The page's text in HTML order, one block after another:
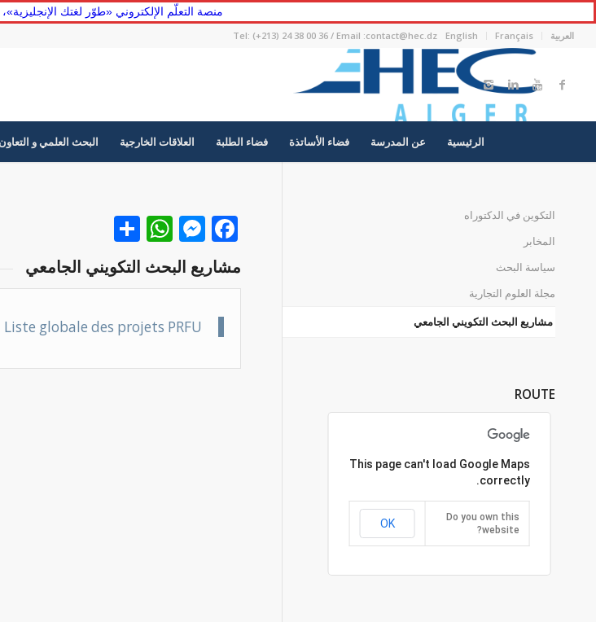
منصة التعلّم الإلكتروني «طوّر لغتك
العربية Français
English
Tel: (+213) 24 38 00 36 / Email :contact@hec.dz
الرئيسية عن المدرسة فضاء الأساتذة فضاء الطلبة العلاقات الخارجية البحث العلمي و التعاون
Facebook
Messenger
WhatsApp
نشر
مشاريع البحث التكويني الجامعي
Liste globale des projets PRFU
التكوين في الدكتوراه
المخابر
سياسة البحث
مجلة العلوم التجارية
مشاريع البحث التكويني الجامعي
ROUTE
This page can't load Google Maps
correctly.
Do you own this
website?
OK